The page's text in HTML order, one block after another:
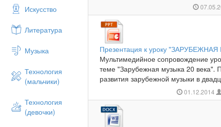
Искусство
Литература
Музыка
Технология
(мальчики)
Технология
(девочки)
Презентация к уроку
Мультимедийное сопровождение
теме "Зарубежная музыка 20 века".
развития зарубежной музыки в
01.12.2014